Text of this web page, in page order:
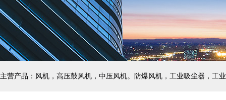
主营产品：风机，高压鼓风机，中压风机。防爆风机，工业吸尘器，工